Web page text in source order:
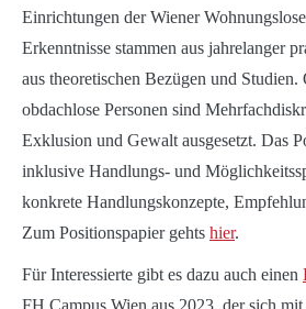
Einrichtungen der Wiener
Erkenntnisse stammen aus jahrelanger
aus theoretischen Bezügen und
obdachlose Personen sind
Exklusion und Gewalt ausgesetzt. Das
inklusive Handlungs- und
konkrete Handlungskonzepte,
Zum Positionspapier gehts hier.
Für Interessierte gibt es dazu auch einen
FH Campus Wien aus 2023, der sich